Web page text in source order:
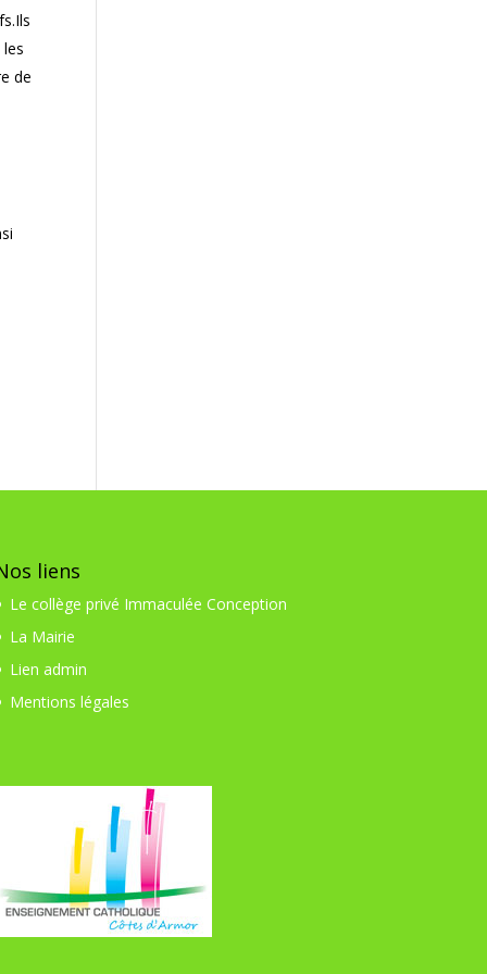
de
liens
Le collège privé Immaculée Conception
La Mairie
Lien admin
Mentions légales